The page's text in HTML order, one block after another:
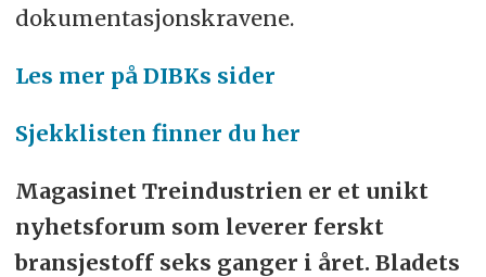
dokumentasjonskravene.
Les mer på DIBKs sider
Sjekklisten finner du her
Magasinet Treindustrien er et unikt
nyhetsforum som leverer ferskt
bransjestoff seks ganger i året. Bladets